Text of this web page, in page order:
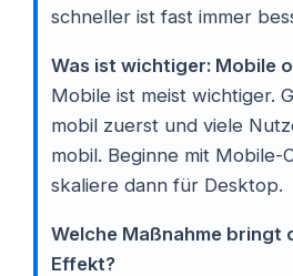
schneller ist fast immer
Was ist wichtiger: Mobile
Mobile ist meist wichtiger.
mobil zuerst und viele
mobil. Beginne mit Mobile-
skaliere dann für Desktop.
Welche Maßnahme bringt
Effekt?